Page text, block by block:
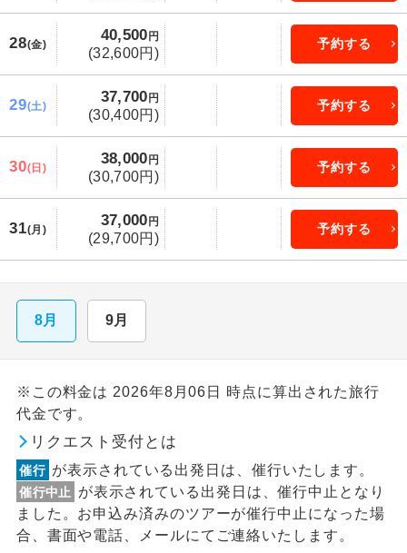
28(金)
40,500 円
(32,600円)
予約する
29(土)
37,700 円
(30,400円)
予約する
30(日)
38,000 円
(30,700円)
予約する
31(月)
37,000 円
(29,700円)
予約する
8月 9月
※この料金は 2026年8月06日 時点に算出された旅行
代金です。
リクエスト受付とは
催行 が表示されている出発日は、催行いたします。
催行中止
が表示されている出発日は、催行中止となり
ました。お申込み済みのツアーが催行中止になった場
合、書面や電話、メールにてご連絡いたします。